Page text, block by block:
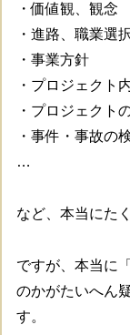
・価値観、観念
・進路、職業選
・事業方針
・プロジェクト
・プロジェクト
・事件・事故の
…
など、本当にた
ですが、本当に
のかがたいへん
す。